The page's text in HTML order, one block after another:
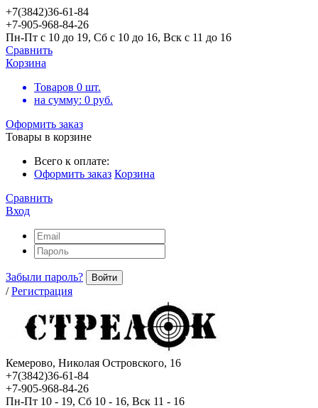
+7(3842)36-61-84
+7-905-968-84-26
Пн-Пт с 10 до 19, Сб с 10 до 16, Вск с 11 до 16
Сравнить
Корзина
Товаров 0 шт.
на сумму: 0 руб.
Оформить заказ
Товары в корзине
Всего к оплате:
Оформить заказ Корзина
Сравнить
Вход
Забыли пароль? Войти
/ Регистрация
Кемерово, Николая Островского, 16
+7(3842)36-61-84
+7-905-968-84-26
Пн-Пт 10 - 19, Сб 10 - 16, Вск 11 - 16